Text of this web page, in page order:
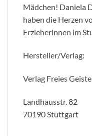
Mädchen! Daniela
haben die Herzen
Erzieherinnen im
Hersteller/Verlag:
Verlag Freies
Landhausstr. 82
70190 Stuttgart